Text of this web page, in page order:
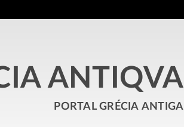
ANTIQVA
portal grécia antiga